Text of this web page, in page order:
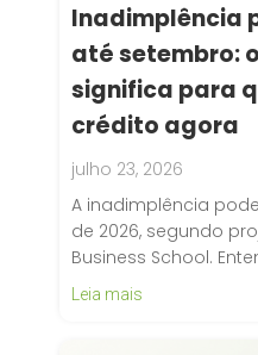
Inadimplência
até setembro:
significa para
crédito agora
julho 23, 2026
A inadimplência
de 2026, segundo
Business School.
Leia mais